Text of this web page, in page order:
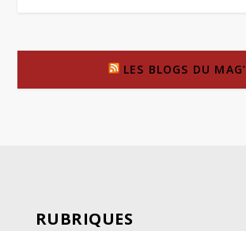
LES BLOGS DU MAG’
RUBRIQUES